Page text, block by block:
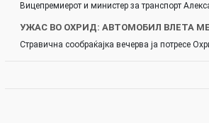
Вицепремиерот и министер за транспорт
УЖАС ВО ОХРИД: АВТОМОБИЛ ВЛЕТА
Стравична сообраќајка вечерва ја потресе